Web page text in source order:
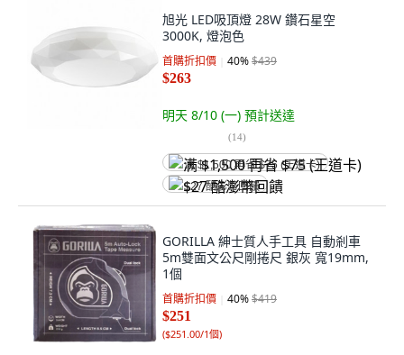
旭光 LED吸頂燈 28W 鑽石星空
3000K, 燈泡色
首購折扣價 40%$439
$263
明天 8/10 (一) 預計送達
(14)
满 $1,500 再省 $75 (王道卡)
$27 酷澎幣回饋
GORILLA 紳士質人手工具 自動剎車
5m雙面文公尺剛捲尺 銀灰 寬19mm,
1個
首購折扣價 40%$419
$251
($251.00/1個)